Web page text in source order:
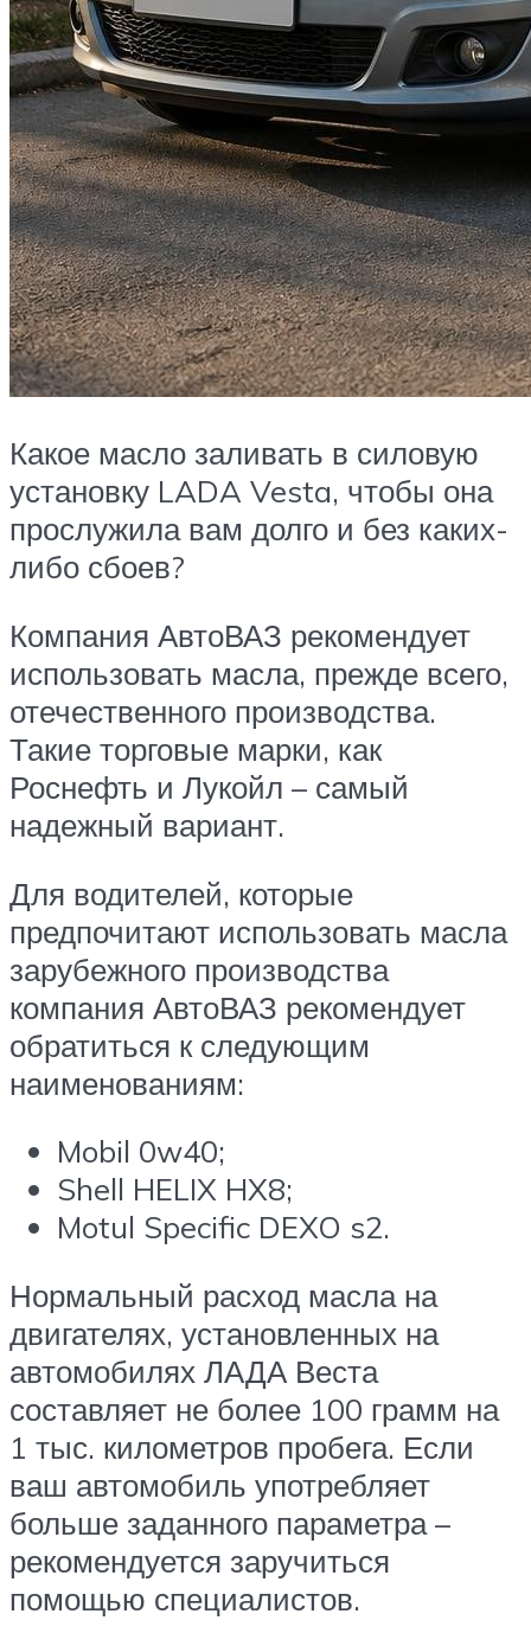
Какое масло заливать в силовую
установку LADA Vesta, чтобы она
прослужила вам долго и без каких-
либо сбоев?
Компания АвтоВАЗ рекомендует
использовать масла, прежде всего,
отечественного производства.
Такие торговые марки, как
Роснефть и Лукойл – самый
надежный вариант.
Для водителей, которые
предпочитают использовать масла
зарубежного производства
компания АвтоВАЗ рекомендует
обратиться к следующим
наименованиям:
Mobil 0w40;
Shell HELIX HX8;
Motul Specific DEXO s2.
Нормальный расход масла на
двигателях, установленных на
автомобилях ЛАДА Веста
составляет не более 100 грамм на
1 тыс. километров пробега. Если
ваш автомобиль употребляет
больше заданного параметра –
рекомендуется заручиться
помощью специалистов.